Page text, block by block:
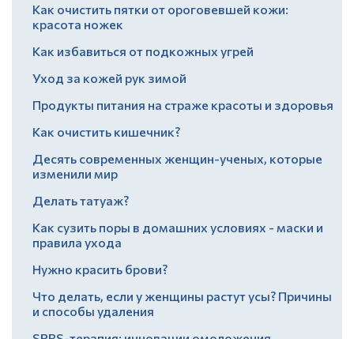
Как очистить пятки от ороговевшей кожи:
красота ножек
Как избавиться от подкожных угрей
Уход за кожей рук зимой
Продукты питания на страже красоты и здоровья
Как очистить кишечник?
Десять современных женщин-ученых, которые
изменили мир
Делать татуаж?
Как сузить поры в домашних условиях - маски и
правила ухода
Нужно красить брови?
Что делать, если у женщины растут усы? Причины
и способы удаления